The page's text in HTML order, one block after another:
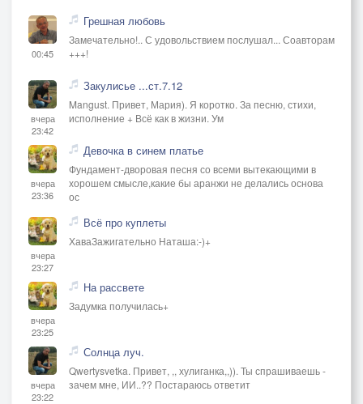
00:45
Грешная любовь
Замечательно!.. С удовольствием послушал... Соавторам
+++!
вчера
23:42
Закулисье ...ст.7.12
Mangust. Привет, Мария). Я коротко. За песню, стихи,
исполнение + Всё как в жизни. Ум
вчера
23:36
Девочка в синем платье
Фундамент-дворовая песня со всеми вытекающими в
хорошем смысле,какие бы аранжи не делались основа
ос
вчера
23:27
Всё про куплеты
ХаваЗажигательно Наташа:-)+
вчера
23:25
На рассвете
Задумка получилась+
вчера
23:22
Солнца луч.
Qwertysvetka. Привет, ,, хулиганка,,)). Ты спрашиваешь -
зачем мне, ИИ..?? Постараюсь ответит